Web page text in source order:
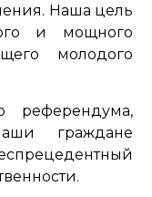
Наша цель
и мощного
молодого
референдума,
граждане